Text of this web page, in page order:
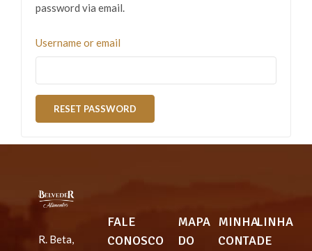
password via email.
Username or email
RESET PASSWORD
R. Beta,
FALE
CONOSCO
MAPA
DO
MINHA
CONTA
LINHA
DE